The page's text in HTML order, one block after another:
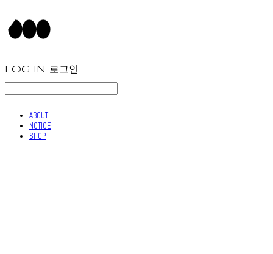
LOG IN 로그인
ABOUT
NOTICE
SHOP